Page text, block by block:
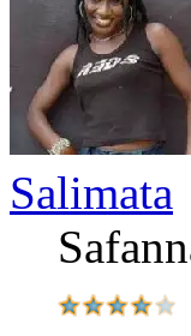
Salimata